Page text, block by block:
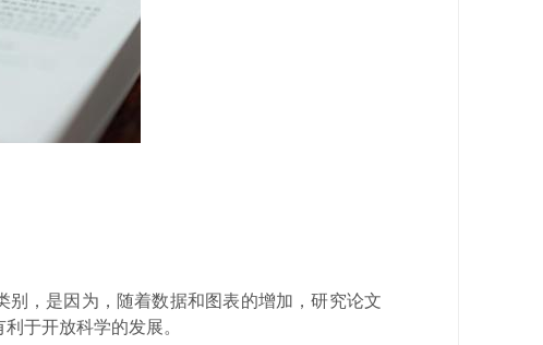
别，是因为，随着数据和图表的增加，研究论文
于开放科学的发展。